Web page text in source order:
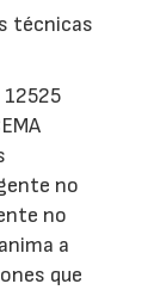
técnicas
no
no
a
que